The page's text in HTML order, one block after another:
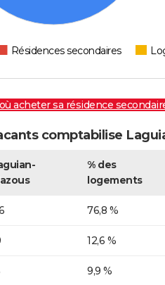
Résidences secondaires
acheter sa résidence
comptabilise
% des
logements
76,8 %
12,6 %
9,9 %